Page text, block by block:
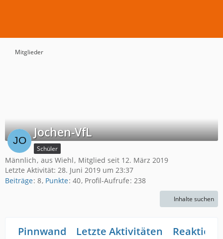
Mitglieder
Jochen-VfL
Schüler
Männlich aus Wiehl Mitglied seit 12. März 2019
Letzte Aktivität: 28. Juni 2019 um 23:37
Beiträge 8 Punkte 40 Profil-Aufrufe 238
Inhalte suchen
Pinnwand Letzte Aktivitäten